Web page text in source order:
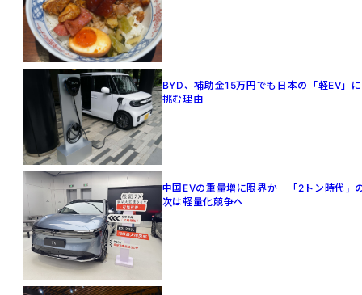
BYD、補助金15万円でも日本の「軽EV」に
挑む理由
中国EVの重量増に限界か 「2トン時代」
次は軽量化競争へ